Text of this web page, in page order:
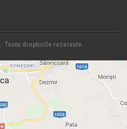
Toate drepturile rezervate.